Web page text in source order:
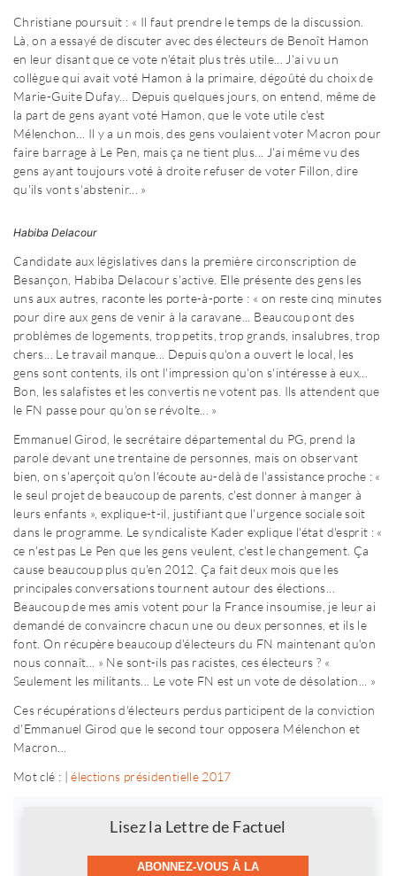
Christiane poursuit : « Il faut prendre le temps de la discussion.
Là, on a essayé de discuter avec des électeurs de Benoît Hamon
en leur disant que ce vote n'était plus très utile... J'ai vu un
collègue qui avait voté Hamon à la primaire, dégoûté du choix de
Marie-Guite Dufay... Depuis quelques jours, on entend, même de
la part de gens ayant voté Hamon, que le vote utile c'est
Mélenchon... Il y a un mois, des gens voulaient voter Macron pour
faire barrage à Le Pen, mais ça ne tient plus... J'ai même vu des
gens ayant toujours voté à droite refuser de voter Fillon, dire
qu'ils vont s'abstenir... »
Habiba Delacour
Candidate aux législatives dans la première circonscription de
Besançon, Habiba Delacour s'active. Elle présente des gens les
uns aux autres, raconte les porte-à-porte : « on reste cinq minutes
pour dire aux gens de venir à la caravane... Beaucoup ont des
problèmes de logements, trop petits, trop grands, insalubres, trop
chers... Le travail manque... Depuis qu'on a ouvert le local, les
gens sont contents, ils ont l'impression qu'on s'intéresse à eux...
Bon, les salafistes et les convertis ne votent pas. Ils attendent que
le FN passe pour qu'on se révolte... »
Emmanuel Girod, le secrétaire départemental du PG, prend la
parole devant une trentaine de personnes, mais on observant
bien, on s'aperçoit qu'on l'écoute au-delà de l'assistance proche : «
le seul projet de beaucoup de parents, c'est donner à manger à
leurs enfants », explique-t-il, justifiant que l'urgence sociale soit
dans le programme. Le syndicaliste Kader explique l'état d'esprit : «
ce n'est pas Le Pen que les gens veulent, c'est le changement. Ça
cause beaucoup plus qu'en 2012. Ça fait deux mois que les
principales conversations tournent autour des élections...
Beaucoup de mes amis votent pour la France insoumise, je leur ai
demandé de convaincre chacun une ou deux personnes, et ils le
font. On récupère beaucoup d'électeurs du FN maintenant qu'on
nous connaît... » Ne sont-ils pas racistes, ces électeurs ? «
Seulement les militants... Le vote FN est un vote de désolation... »
Ces récupérations d'électeurs perdus participent de la conviction
d'Emmanuel Girod que le second tour opposera Mélenchon et
Macron...
Mot clé : |élections présidentielle 2017
Lisez la Lettre de Factuel
ABONNEZ-VOUS À LA